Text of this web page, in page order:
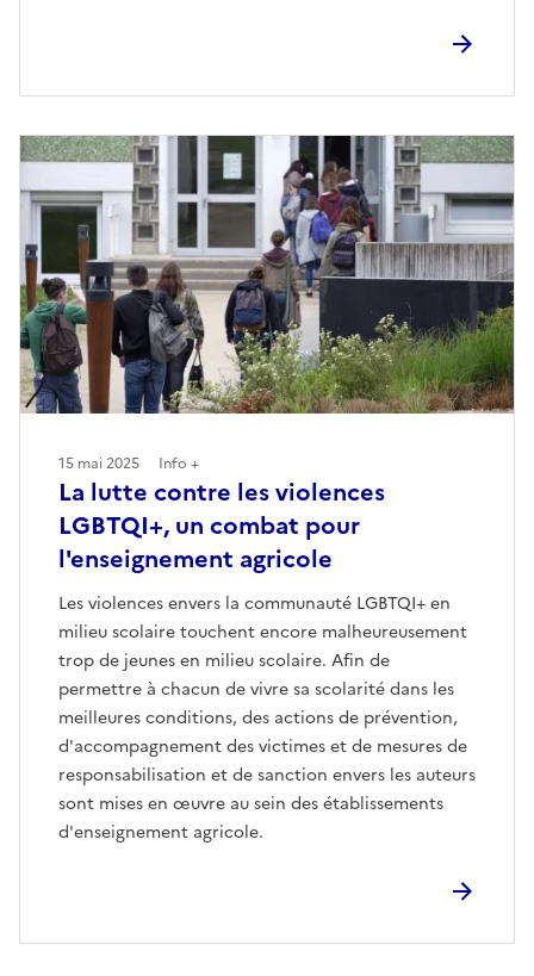
La lutte contre les violences
LGBTQI+, un combat pour
l'enseignement agricole
Les violences envers la communauté LGBTQI+ en
milieu scolaire touchent encore malheureusement
trop de jeunes en milieu scolaire. Afin de
permettre à chacun de vivre sa scolarité dans les
meilleures conditions, des actions de prévention,
d'accompagnement des victimes et de mesures de
responsabilisation et de sanction envers les auteurs
sont mises en œuvre au sein des établissements
d'enseignement agricole.
15 mai 2025 Info +